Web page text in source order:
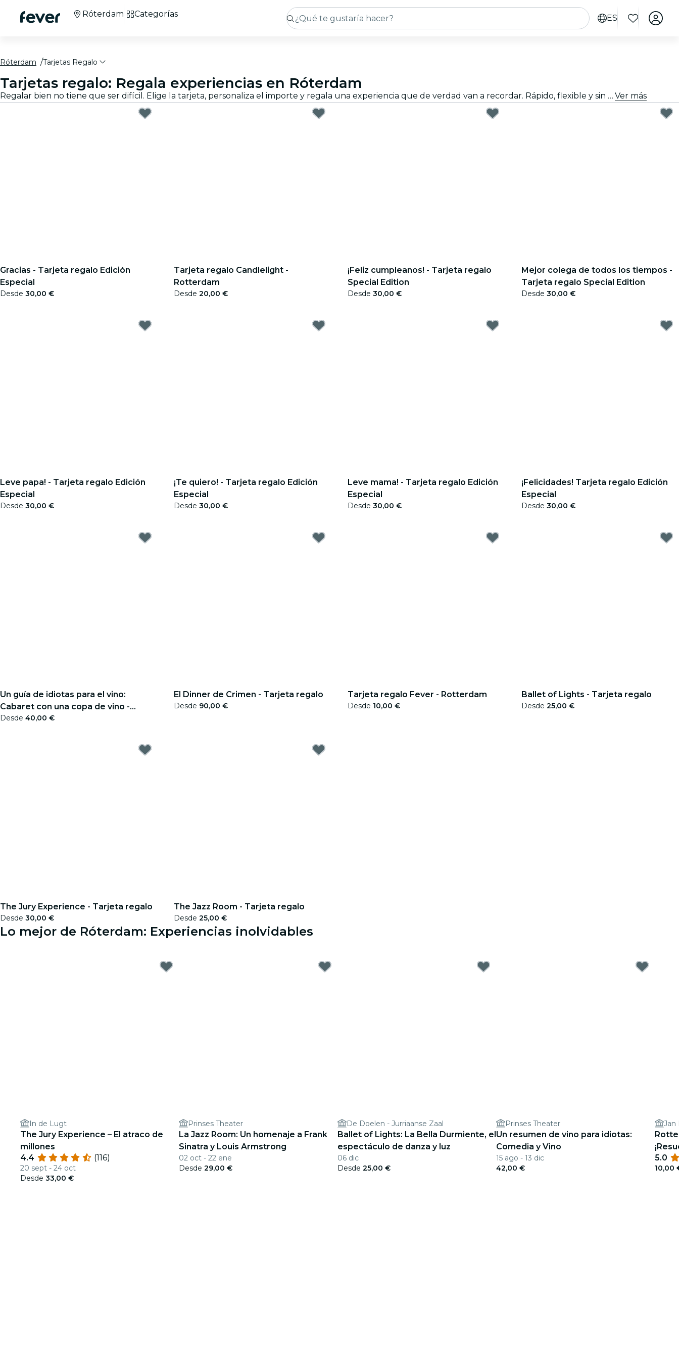
ES
Róterdam Categorías
Róterdam Tarjetas Regalo
Tarjetas regalo: Regala experiencias en Róterdam
Regalar bien no tiene que ser difícil. Elige la tarjeta, personaliza el importe y regala una experiencia que de verdad van a recordar. Rápido, flexible y sin margen de error. Ver más
Gracias - Tarjeta regalo Edición
Especial
Desde 30,00 €
Tarjeta regalo Candlelight -
Rotterdam
Desde 20,00 €
¡Feliz cumpleaños! - Tarjeta regalo
Special Edition
Desde 30,00 €
Mejor colega de todos los tiempos -
Tarjeta regalo Special Edition
Desde 30,00 €
Leve papa! - Tarjeta regalo Edición
Especial
Desde 30,00 €
¡Te quiero! - Tarjeta regalo Edición
Especial
Desde 30,00 €
Leve mama! - Tarjeta regalo Edición
Especial
Desde 30,00 €
¡Felicidades! Tarjeta regalo Edición
Especial
Desde 30,00 €
Un guía de idiotas para el vino:
Cabaret con una copa de vino -
Tarjeta regalo
Desde 40,00 €
El Dinner de Crimen - Tarjeta regalo
Desde 90,00 €
Tarjeta regalo Fever - Rotterdam
Desde 10,00 €
Ballet of Lights - Tarjeta regalo
Desde 25,00 €
The Jury Experience - Tarjeta regalo
Desde 30,00 €
The Jazz Room - Tarjeta regalo
Desde 25,00 €
Lo mejor de Róterdam: Experiencias inolvidables
In de Lugt
The Jury Experience – El atraco de
millones
4.4
(116)
20 sept - 24 oct
Desde 33,00 €
Prinses Theater
La Jazz Room: Un homenaje a Frank
Sinatra y Louis Armstrong
02 oct - 22 ene
Desde 29,00 €
De Doelen - Jurriaanse Zaal
Ballet of Lights: La Bella Durmiente, el
espectáculo de danza y luz
06 dic
Desde 25,00 €
Prinses Theater
Un resumen de vino para idiotas:
Comedia y Vino
15 ago - 13 dic
42,00 €
5.0
10,00